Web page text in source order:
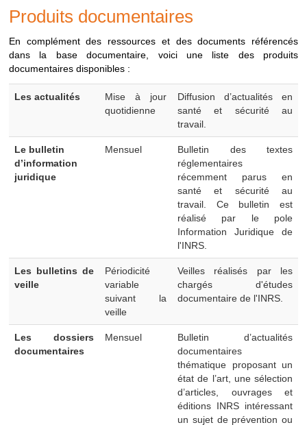
Produits documentaires
En complément des ressources et des documents référencés
dans la base documentaire, voici une liste des produits
documentaires disponibles :
documentaires
Les actualités
Mise à jour
quotidienne
Diffusion d’actualités en
santé et sécurité au
travail.
Le bulletin
d’information
juridique
Mensuel
Bulletin des textes
réglementaires
récemment parus en
santé et sécurité au
travail. Ce bulletin est
réalisé par le pole
Information Juridique de
l'INRS.
Les bulletins de
veille
Périodicité
variable
suivant la
veille
Veilles réalisés par les
chargés d'études
documentaire de l'INRS.
Les dossiers
documentaires
Mensuel
Bulletin d’actualités
documentaires
thématique proposant un
état de l’art, une sélection
d’articles, ouvrages et
éditions INRS intéressant
un sujet de prévention ou